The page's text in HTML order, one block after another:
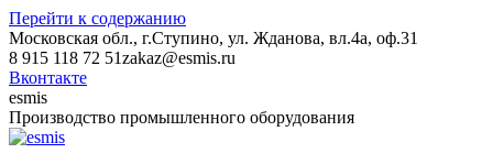
Перейти к содержанию
Московская обл., г.Ступино, ул. Жданова, вл.4а, оф.31
8 915 118 72 51zakaz@esmis.ru
Вконтакте
esmis
Производство промышленного оборудования